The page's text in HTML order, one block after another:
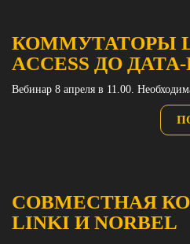
КОММУТАТОРЫ
ACCESS ДО
Вебинар 8 апреля в 11.00.
СОВМЕСТНАЯ
LINKI И NORBEL